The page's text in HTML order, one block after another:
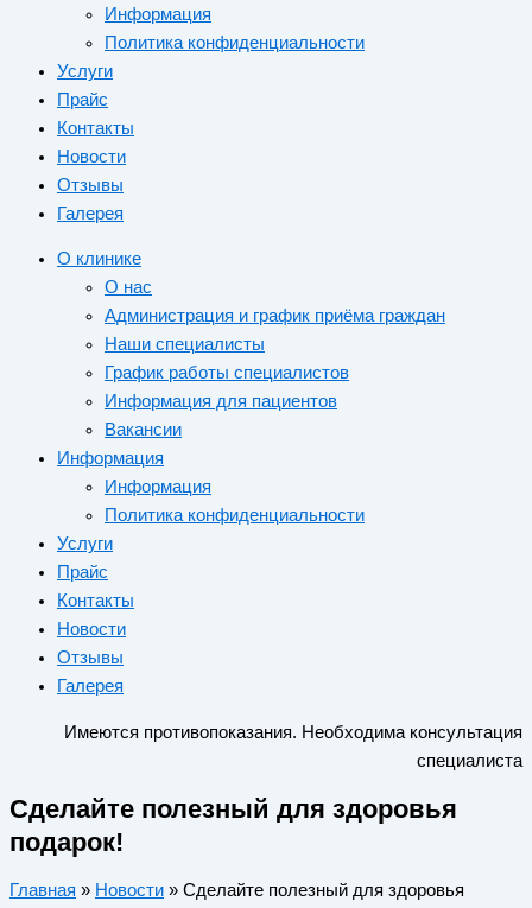
Информация
Политика конфиденциальности
Услуги
Прайс
Контакты
Новости
Отзывы
Галерея
О клинике
О нас
Администрация и график приёма граждан
Наши специалисты
График работы специалистов
Информация для пациентов
Вакансии
Информация
Информация
Политика конфиденциальности
Услуги
Прайс
Контакты
Новости
Отзывы
Галерея
Имеются противопоказания. Необходима консультация
специалиста
Сделайте полезный для здоровья
подарок!
Главная » Новости » Сделайте полезный для здоровья